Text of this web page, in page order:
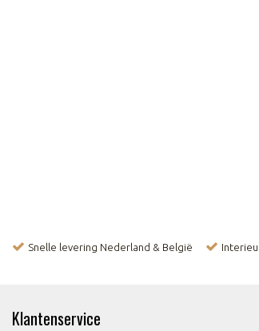
Snelle levering Nederland & België
Klantenservice